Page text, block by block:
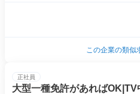
この企業の類似
正社員
大型一種免許があれば